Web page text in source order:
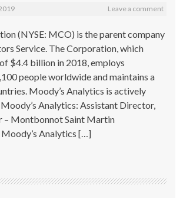
Leave a comment
(NYSE: MCO) is the parent company
Service. The Corporation, which
$4.4 billion in 2018, employs
people worldwide and maintains a
Moody’s Analytics is actively
Analytics: Assistant Director,
– Montbonnot Saint Martin
Analytics […]